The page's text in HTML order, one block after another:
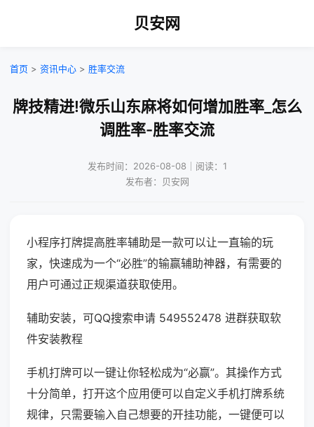
贝安网
首页 > 资讯中心 > 胜率交流
牌技精进!微乐山东麻将如何增加胜率_怎么
调胜率-胜率交流
发布时间：2026-08-08｜阅读：1
发布者：贝安网
小程序打牌提高胜率辅助是一款可以让一直输的玩
家，快速成为一个“必胜”的输赢辅助神器，有需要的
用户可通过正规渠道获取使用。
辅助安装，可QQ搜索申请 549552478 进群获取软
件安装教程
手机打牌可以一键让你轻松成为“必赢”。其操作方式
十分简单，打开这个应用便可以自定义手机打牌系统
规律，只需要输入自己想要的开挂功能，一键便可以